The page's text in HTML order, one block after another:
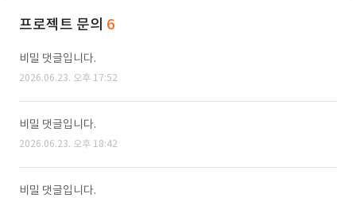
프로젝트 문의 6
비밀 댓글입니다.
2026.06.23. 오후 17:52
비밀 댓글입니다.
2026.06.23. 오후 18:42
비밀 댓글입니다.